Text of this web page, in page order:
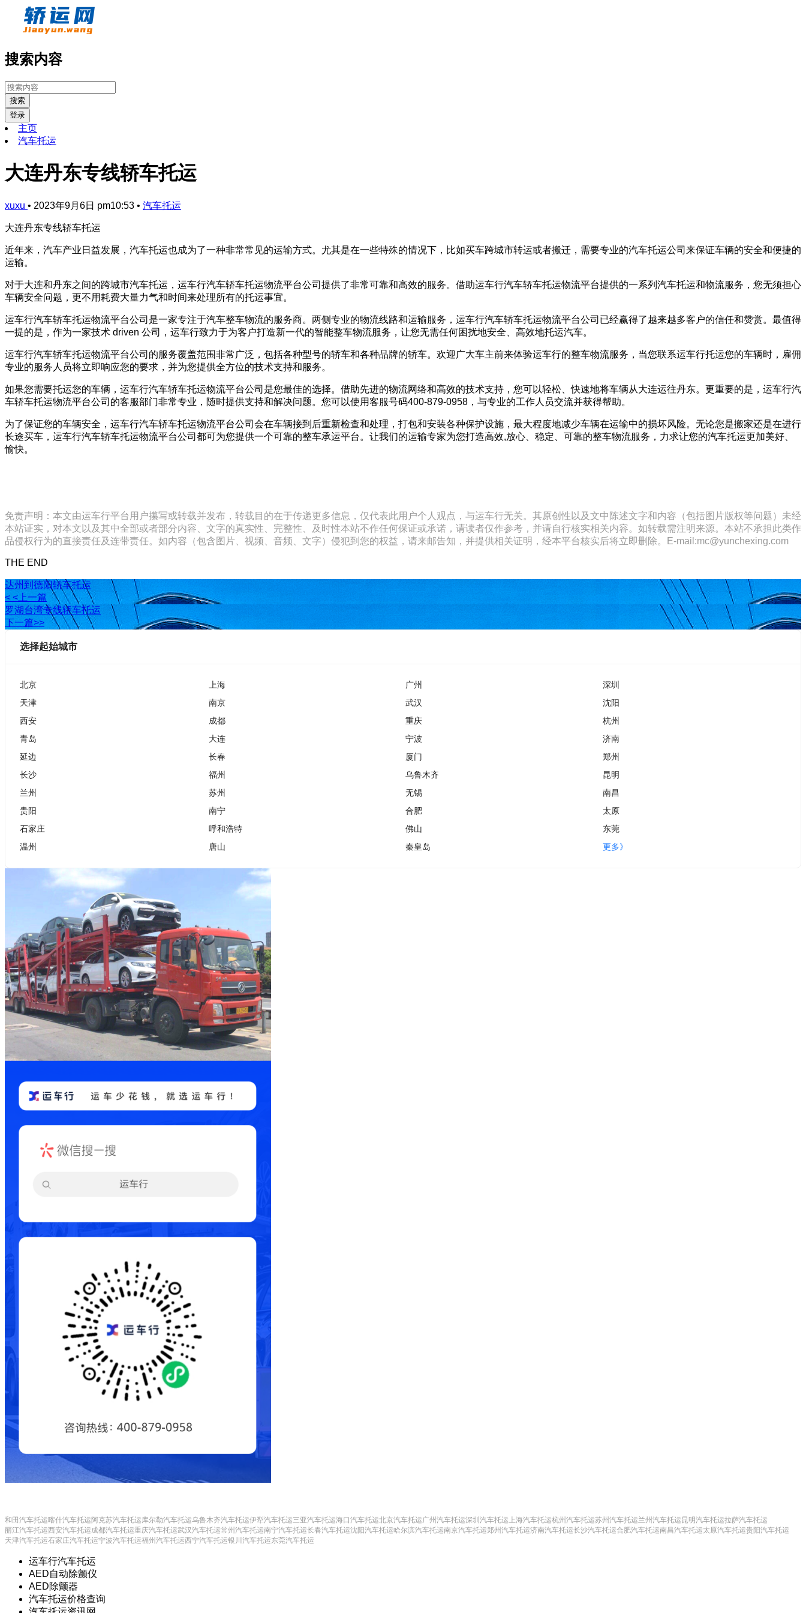
搜索内容
搜索
登录
主页
汽车托运
大连丹东专线轿车托运
xuxu • 2023年9月6日 pm10:53 • 汽车托运
大连丹东专线轿车托运
近年来，汽车产业日益发展，汽车托运也成为了一种非常常见的运输方式。尤其是在一些特殊的情况下，比如买车跨城市转运或者搬迁，需要专业的汽车托运公司来保证车辆的安全和便捷的
运输。
对于大连和丹东之间的跨城市汽车托运，运车行汽车轿车托运物流平台公司提供了非常可靠和高效的服务。借助运车行汽车轿车托运物流平台提供的一系列汽车托运和物流服务，您无须担心
车辆安全问题，更不用耗费大量力气和时间来处理所有的托运事宜。
运车行汽车轿车托运物流平台公司是一家专注于汽车整车物流的服务商。两侧专业的物流线路和运输服务，运车行汽车轿车托运物流平台公司已经赢得了越来越多客户的信任和赞赏。最值得
一提的是，作为一家技术 driven 公司，运车行致力于为客户打造新一代的智能整车物流服务，让您无需任何困扰地安全、高效地托运汽车。
运车行汽车轿车托运物流平台公司的服务覆盖范围非常广泛，包括各种型号的轿车和各种品牌的轿车。欢迎广大车主前来体验运车行的整车物流服务，当您联系运车行托运您的车辆时，雇佣
专业的服务人员将立即响应您的要求，并为您提供全方位的技术支持和服务。
如果您需要托运您的车辆，运车行汽车轿车托运物流平台公司是您最佳的选择。借助先进的物流网络和高效的技术支持，您可以轻松、快速地将车辆从大连运往丹东。更重要的是，运车行汽
车轿车托运物流平台公司的客服部门非常专业，随时提供支持和解决问题。您可以使用客服号码400-879-0958，与专业的工作人员交流并获得帮助。
为了保证您的车辆安全，运车行汽车轿车托运物流平台公司会在车辆接到后重新检查和处理，打包和安装各种保护设施，最大程度地减少车辆在运输中的损坏风险。无论您是搬家还是在进行
长途买车，运车行汽车轿车托运物流平台公司都可为您提供一个可靠的整车承运平台。让我们的运输专家为您打造高效,放心、稳定、可靠的整车物流服务，力求让您的汽车托运更加美好、
愉快。
免责声明：本文由运车行平台用户攥写或转载并发布，转载目的在于传递更多信息，仅代表此用户个人观点，与运车行无关。其原创性以及文中陈述文字和内容（包括图片版权等问题）未经
本站证实，对本文以及其中全部或者部分内容、文字的真实性、完整性、及时性本站不作任何保证或承诺，请读者仅作参考，并请自行核实相关内容。如转载需注明来源。本站不承担此类作
品侵权行为的直接责任及连带责任。如内容（包含图片、视频、音频、文字）侵犯到您的权益，请来邮告知，并提供相关证明，经本平台核实后将立即删除。E-mail:mc@yunchexing.com
THE END
达州到德阳轿车托运
< <上一篇
罗湖台湾专线轿车托运
下一篇>>
选择起始城市
北京 上海 广州
深圳
天津
南京 武汉
沈阳
西安
成都 重庆
杭州
青岛
大连 宁波
济南
延边
长春 厦门
郑州
长沙
福州 乌鲁木齐
昆明
兰州
苏州 无锡
南昌
贵阳
南宁 合肥
太原
石家庄
呼和浩特 佛山
东莞
温州
唐山 秦皇岛 更多》
和田汽车托运喀什汽车托运阿克苏汽车托运库尔勒汽车托运乌鲁木齐汽车托运伊犁汽车托运三亚汽车托运海口汽车托运北京汽车托运广州汽车托运深圳汽车托运 上海汽车托运杭州汽车托运苏州汽车托运兰州汽车托运昆明汽车托运拉萨汽车托运
丽江汽车托运西安汽车托运成都汽车托运重庆汽车托运武汉汽车托运常州汽车托运南宁汽车托运长春汽车托运沈阳汽车托运哈尔滨汽车托运南京汽车托运郑州汽车托运济南汽车托运长沙汽车托运合肥汽车托运南昌汽车托运太原汽车托运贵阳汽车托运
天津汽车托运石家庄汽车托运宁波汽车托运福州汽车托运西宁汽车托运银川汽车托运东莞汽车托运
运车行汽车托运
AED自动除颤仪
AED除颤器
汽车托运价格查询